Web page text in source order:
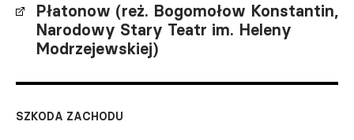
Płatonow (reż. Bogomołow Konstantin,
Narodowy Stary Teatr im. Heleny
Modrzejewskiej)
SZKODA ZACHODU